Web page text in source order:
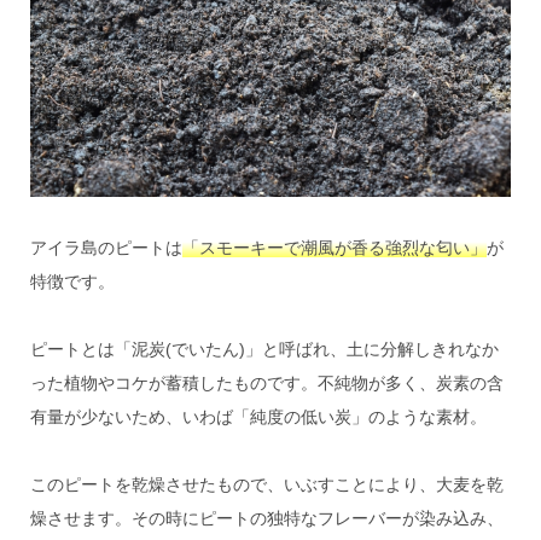
アイラ島のピートは「スモーキーで潮風が香る強烈な匂い」が
特徴です。
ピートとは「泥炭(でいたん)」と呼ばれ、土に分解しきれなか
った植物やコケが蓄積したものです。不純物が多く、炭素の含
有量が少ないため、いわば「純度の低い炭」のような素材。
このピートを乾燥させたもので、いぶすことにより、大麦を乾
燥させます。その時にピートの独特なフレーバーが染み込み、